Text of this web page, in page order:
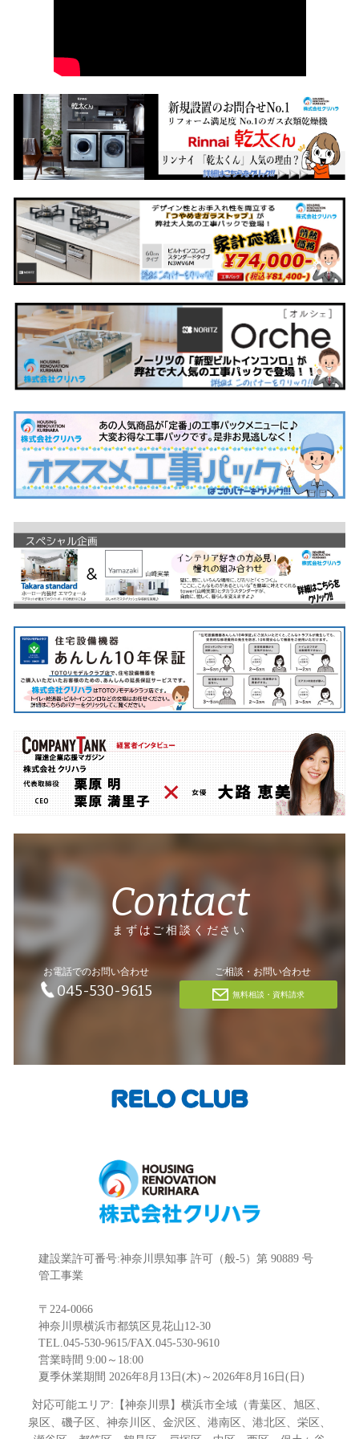
Contact
まずはご相談ください
お電話でのお問い合わせ
045-530-9615
ご相談・お問い合わせ
無料相談・資料請求
建設業許可番号:神奈川県知事 許可（般-5）第 90889 号
管工事業
〒224-0066
神奈川県横浜市都筑区見花山12-30
TEL.045-530-9615/FAX.045-530-9610
営業時間 9:00～18:00
夏季休業期間 2026年8月13日(木)～2026年8月16日(日)
対応可能エリア:【神奈川県】横浜市全域（青葉区、旭区、
泉区、磯子区、神奈川区、金沢区、港南区、港北区、栄区、